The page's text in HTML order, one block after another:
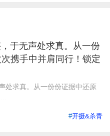
于无声处求真。从一份
携手中并肩同行！锁定
处求真。从一份份证据中还原
#开摄&杀青